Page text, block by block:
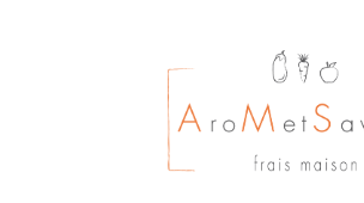
Aller
à
la
navigation
Aller
au
contenu